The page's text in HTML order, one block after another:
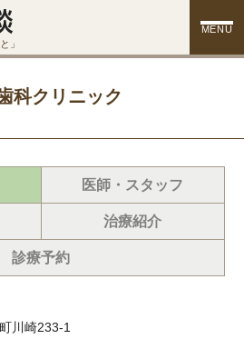
」
MENU
科クリニック
医師・スタッフ
治療紹介
診療予約
川崎233-1